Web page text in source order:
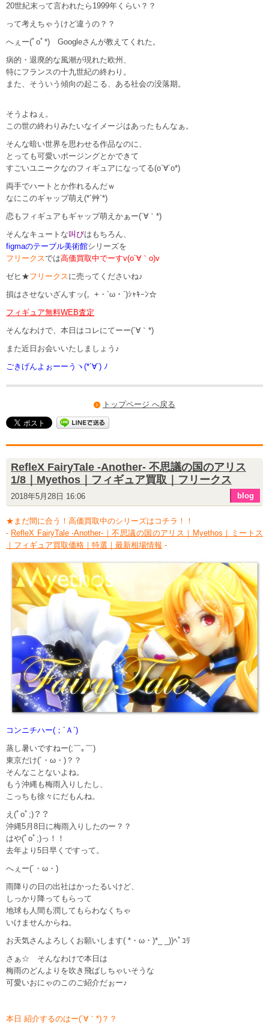
20世紀末って言われたら1999年くらい？？
って考えちゃうけど違うの？？
へぇー(ﾟoﾟ*) Googleさんが教えてくれた。
病的・退廃的な風潮が現れた欧州、
特にフランスの十九世紀の終わり。
また、そういう傾向の起こる、ある社会の没落期。
そうよねぇ。
この世の終わりみたいなイメージはあったもんなぁ。
そんな暗い世界を思わせる作品なのに、
とっても可愛いポージングとかできて
すごいユニークなのフィギュアになってる(o`∀´o*)
両手でハートとか作れるんだｗ
なにこのギャップ萌え(*´艸`*)
恋もフィギュアもギャップ萌えかぁー(´∀｀*)
そんなキュートな叫びはもちろん、
figmaのテーブル美術館シリーズを
フリークスでは高価買取中でーすv(o´∀｀o)v
ゼヒ★フリークス に売ってくださいね♪
損はさせないざんすッ(。+・`ω・´)ｼｬｷｰﾝ☆
フィギュア無料WEB査定
そんなわけで、本日はコレにてーー(´∀｀*)
また近日お会いいたしましょう♪
ごきげんよぉーーうヽ(*´∀`) ﾉ
トップページ へ戻る
RefleX FairyTale -Another- 不思議の国のアリス
1/8｜Myethos｜フィギュア買取｜フリークス
2018年5月28日 16:06 blog
★まだ間に合う！高価買取中のシリーズはコチラ！！
- RefleX FairyTale -Another-｜不思議の国のアリス｜Myethos｜ミートス
｜フィギュア買取価格｜特選｜最新相場情報 -
コンニチハー(；´Ａ`)
蒸し暑いですねー(;￣｡￣)
東京だけ(´・ω・)？？
そんなことないよね。
もう沖縄も梅雨入りしたし、
こっちも徐々にだもんね。
え(ﾟoﾟ;)？？
沖縄5月8日に梅雨入りしたのー？？
はや(ﾟoﾟ;)っ！！
去年より5日早くですって。
へぇー(´・ω・)
雨降りの日の出社はかったるいけど、
しっかり降ってもらって
地球も人間も潤してもらわなくちゃ
いけませんからね。
お天気さんよろしくお願いします( *・ω・)*_ _))ﾍﾟｺﾘ
さぁ☆ そんなわけで本日は
梅雨のどんよりを吹き飛ばしちゃいそうな
可愛いおにゃのこのご紹介だぉー♪
本日 紹介するのはー(´∀｀*)？？